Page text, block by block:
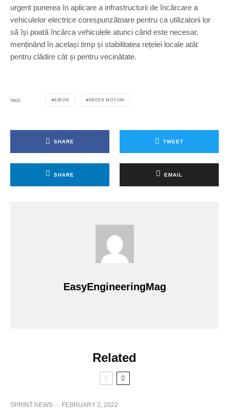
urgent punerea în aplicare a infrastructurii de încărcare a
vehiculelor electrice corespunzătoare pentru ca utilizatorii lor
să își poată încărca vehiculele atunci când este necesar,
menținând în același timp și stabilitatea rețelei locale atât
pentru clădire cât și pentru vecinătate.
TAGS EATON GREEN MOTION
SHARE TWEET
SHARE EMAIL
EasyEngineeringMag
Related
SPRINT NEWS · FEBRUARY 2, 2022